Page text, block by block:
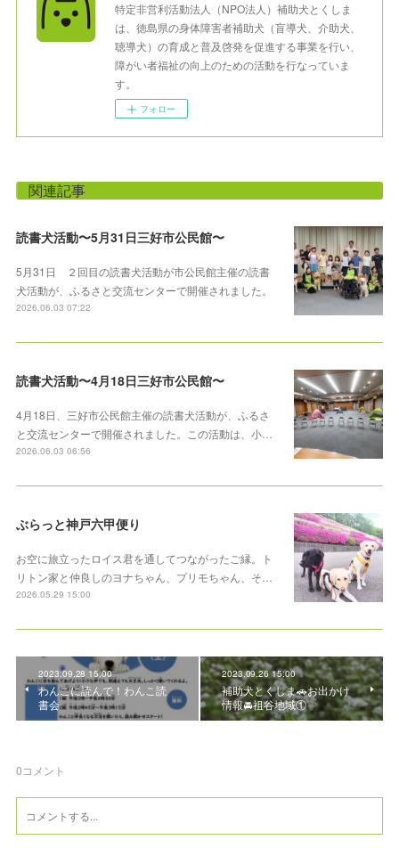
特定非営利活動法人（NPO法人）補助犬とくしま
は、徳島県の身体障害者補助犬（盲導犬、介助犬、
聴導犬）の育成と普及啓発を促進する事業を行い、
障がい者福祉の向上のための活動を行なっていま
す。
フォロー
関連記事
読書犬活動〜5月31日三好市公民館〜
5月31日 ２回目の読書犬活動が市公民館主催の読書
犬活動が、ふるさと交流センターで開催されました。
2026.06.03 07:22
読書犬活動〜4月18日三好市公民館〜
4月18日、三好市公民館主催の読書犬活動が、ふるさ
と交流センターで開催されました。この活動は、小…
2026.06.03 06:56
ぶらっと神戸六甲便り
お空に旅立ったロイス君を通してつながったご縁。ト
リトン家と仲良しのヨナちゃん、プリモちゃん、そ…
2026.05.29 15:00
2023.09.28 15:00
わんこに読んで！わんこ読
書会
2023.09.26 15:00
補助犬とくしま🚗お出かけ
情報🚘祖谷地域①
0コメント